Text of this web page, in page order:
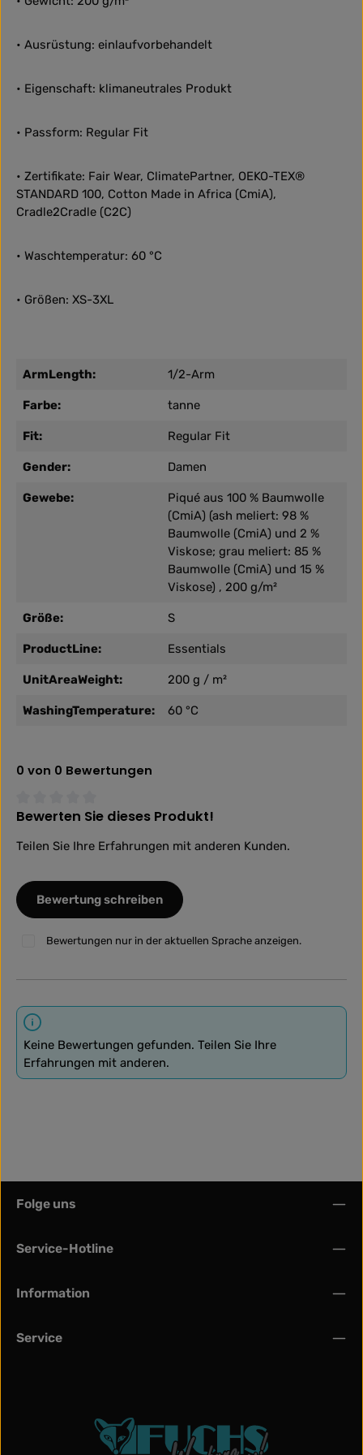
• Ausrüstung: einlaufvorbehandelt
• Eigenschaft: klimaneutrales Produkt
• Passform: Regular Fit
• Zertifikate: Fair Wear, ClimatePartner, OEKO-TEX®
STANDARD 100, Cotton Made in Africa (CmiA),
Cradle2Cradle (C2C)
• Waschtemperatur: 60 °C
• Größen: XS-3XL
ArmLength: 1/2-Arm
Farbe: tanne
Fit: Regular Fit
Gender: Damen
Gewebe:
Piqué aus 100 % Baumwolle
(CmiA) (ash meliert: 98 %
Baumwolle (CmiA) und 2 %
Viskose; grau meliert: 85 %
Baumwolle (CmiA) und 15 %
Viskose) , 200 g/m²
Größe: S
ProductLine: Essentials
UnitAreaWeight: 200 g / m²
WashingTemperature: 60 °C
0 von 0 Bewertungen
Durchschnittliche Bewertung von 0 von 5 Sternen
Bewerten Sie dieses Produkt!
Teilen Sie Ihre Erfahrungen mit anderen Kunden.
Bewertung schreiben
Bewertungen nur in der aktuellen Sprache anzeigen.
Keine Bewertungen gefunden. Teilen Sie Ihre
Erfahrungen mit anderen.
Folge uns
Service-Hotline
Information
Service